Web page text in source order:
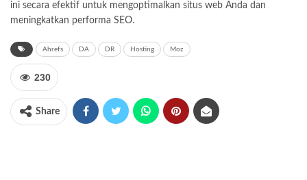
ini secara efektif untuk mengoptimalkan situs web Anda dan
meningkatkan performa SEO.
Ahrefs DA DR Hosting Moz
230
Share